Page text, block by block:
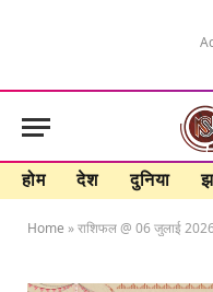
होम देश दुनिया
Home »राशिफल @ 06 जुलाई